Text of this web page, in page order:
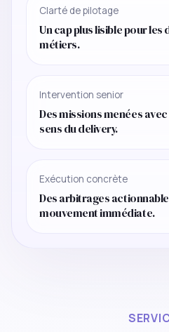
Clarté de pilotage
Un cap plus lisible pour les
métiers.
Intervention senior
Des missions menées
sens du delivery.
Exécution concrète
Des arbitrages
mouvement immédiate.